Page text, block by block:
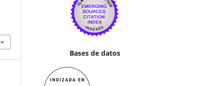
Bases de datos